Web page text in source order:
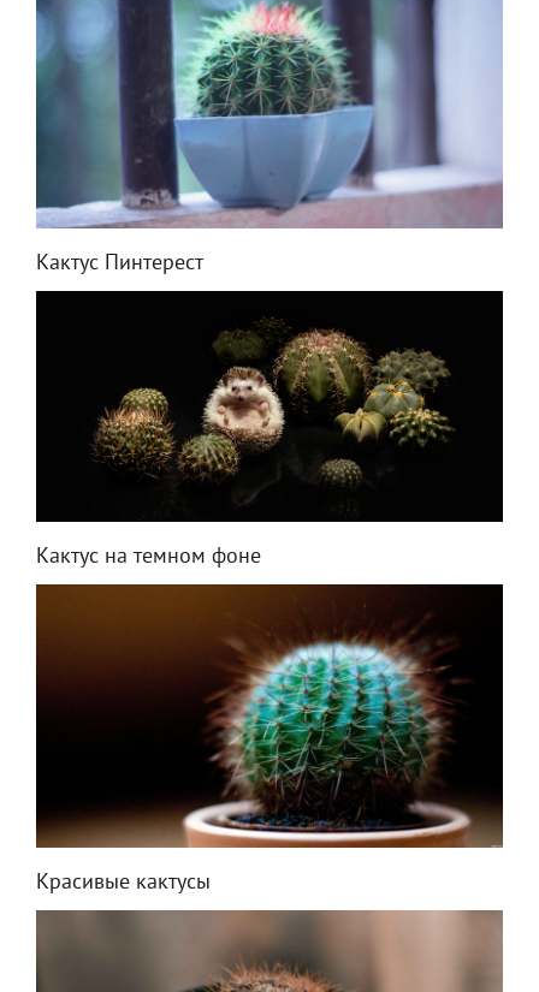
Кактус Пинтерест
Кактус на темном фоне
Красивые кактусы